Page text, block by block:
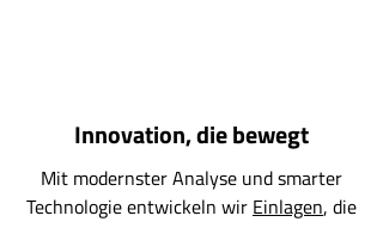
Innovation, die bewegt
Mit modernster Analyse und smarter
Technologie entwickeln wir Einlagen, die